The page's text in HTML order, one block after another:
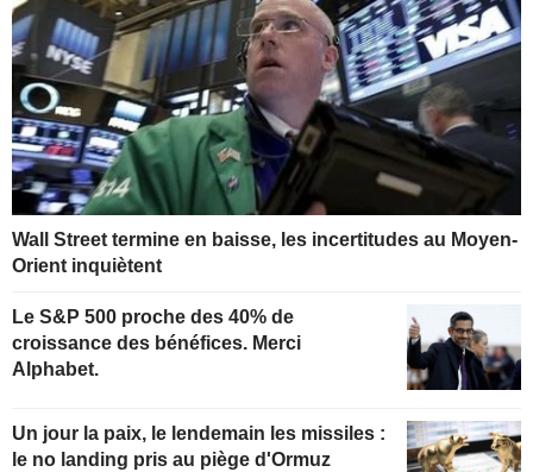
Wall Street termine en baisse, les incertitudes au Moyen-
Orient inquiètent
Le S&P 500 proche des 40% de
croissance des bénéfices. Merci
Alphabet.
Un jour la paix, le lendemain les missiles :
le no landing pris au piège d'Ormuz